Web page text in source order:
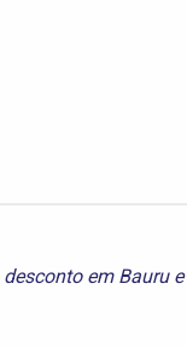
desconto em Baurue